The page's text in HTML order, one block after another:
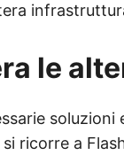
le
soluzioni
ricorre a